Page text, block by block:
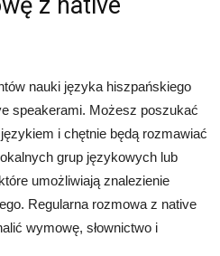
nauki języka hiszpańskiego
speakerami. Możesz poszukać
i chętnie będą rozmawiać
grup językowych lub
umożliwiają znalezienie
Regularna rozmowa z native
wymowę, słownictwo i